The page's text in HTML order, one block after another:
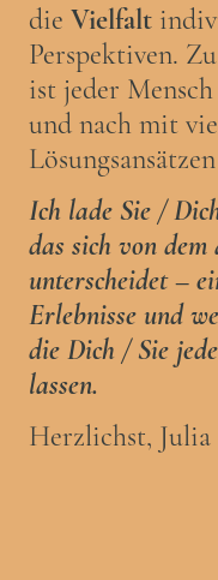
die Vielfalt
Perspektiven.
ist jeder
und nach mit
Ich lade Sie /
das sich von
unterscheidet –
Erlebnisse und
die Dich / Sie
lassen.
Herzlichst,